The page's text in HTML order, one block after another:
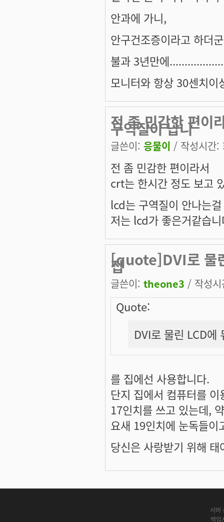
안과에 가니,
안구건조증이라고 하더
불과 3년만에
모니터와 항상 30센치
전 좀 민감한 편이
구역질이 납니
글쓴이: 응물이 / 작성시간
전 좀 민감한 편이라서
crt는 한시간 정도 보고
lcd는 구역질이 안나는
저는 lcd가 좋은거같습
[quote]DVI로 물
집
글쓴이: theone3 / 작성
Quote:
DVI로 물린 LCD에
를 집에선 사용합니다.
단지 집에서 컴퓨터를
17인치를 쓰고 있는데,
요새 19인치에 눈독들이
당신은 사랑받기 위해 태
서버
백업